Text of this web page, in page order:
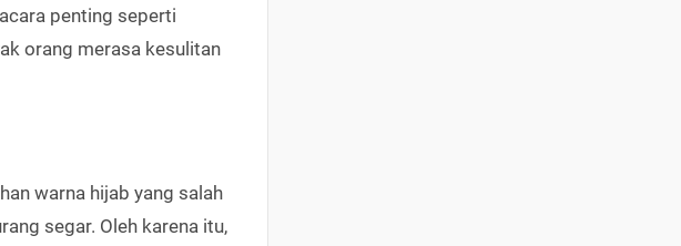
penting seperti
orang merasa kesulitan
warna hijab yang salah
segar. Oleh karena itu,